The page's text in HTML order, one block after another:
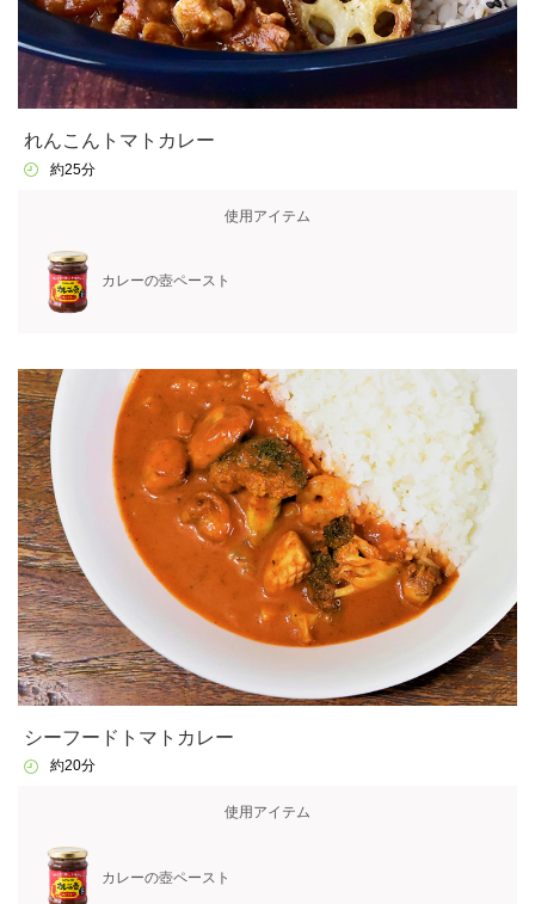
れんこんトマトカレー
約25分
使用アイテム
カレーの壺ペースト
シーフードトマトカレー
約20分
使用アイテム
カレーの壺ペースト